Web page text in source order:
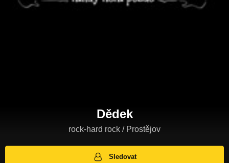
Dědek
rock-hard rock / Prostějov
Sledovat